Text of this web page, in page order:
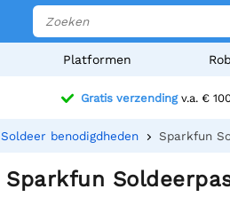
Platformen
Gratis verzendingv.a. €
Soldeer benodigdheden Sparkfun
Sparkfun